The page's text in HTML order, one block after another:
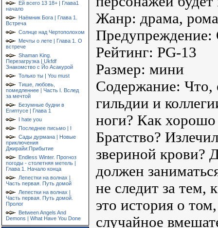
Ей всего 13 18+ | Глава1
начало
Наёмник Бога | Глава 1.
Встреча
Солнце над Чертополохом
Мечты о лете | Глава 1. О
встрече
Shaman King.
Перезагрузка | Ukfdf
Знакомство с Йо Асакурой
Только ты | You must
Тише, любовь,
помедленнее | Часть I. Вслед
за мечтой
Безумные будни в
Египтусе | Глава 1
I hate you
Последнее письмо | I
Сады дурмана | Новые
приключения
Джирайи:Прибытие
Endless Winter. Прогноз
погоды - столетняя метель |
Глава 1. Начало конца
Лепестки на волнах |
Часть первая. Путь домой
Лепестки на волнах |
Часть первая. Путь домой.
Пролог
Between Angels And
Demons | What Have You Done
Жанр: драма,
Рейтинг: PG-13
Размер: мини
Содержание: Что,
гильдии и
ноги? Как
Братство?
звериной крови?
должен
не следит за тем,
это история о
случайное